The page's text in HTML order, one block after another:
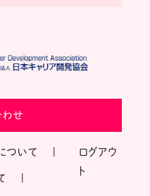
わせ
ついて
ログアウ
ト